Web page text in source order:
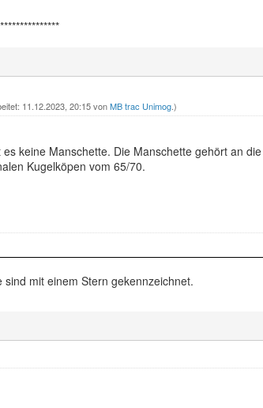
11.12.2023, 20:15 vonMB trac Unimog.)
keine Manschette. Die Manschette gehört an
Kugelköpen vom 65/70.
mit einem Stern gekennzeichnet.